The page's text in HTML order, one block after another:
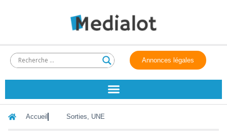
Annonces légales
Accueil Sorties, UNE